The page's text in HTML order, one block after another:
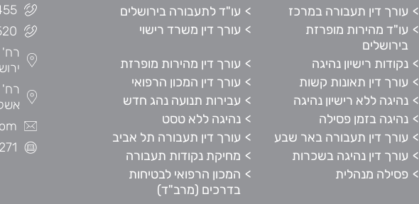
עורך דין תעבורה במרכז
עו"ד לתעבורה בירושלים
עו"ד מהירות מופרזת
בירושלים
עורך דין משרד רישוי
נקודות רישיון נהיגה
עורך דין מהירות מופרזת
עורך דין תאונות קשות
עורך דין המכון הרפואי
נהיגה ללא רישיון נהיגה
עבירות תנועה נהג חדש
נהיגה בזמן פסילה
נהיגה ללא טסט
עורך דין תעבורה באר שבע
עורך דין תעבורה תל אביב
עורך דין נהיגה בשכרות
מחיקת נקודות תעבורה
פסילה מנהלית
המכון הרפואי לבטיחות
בדרכים (מרב"ד)